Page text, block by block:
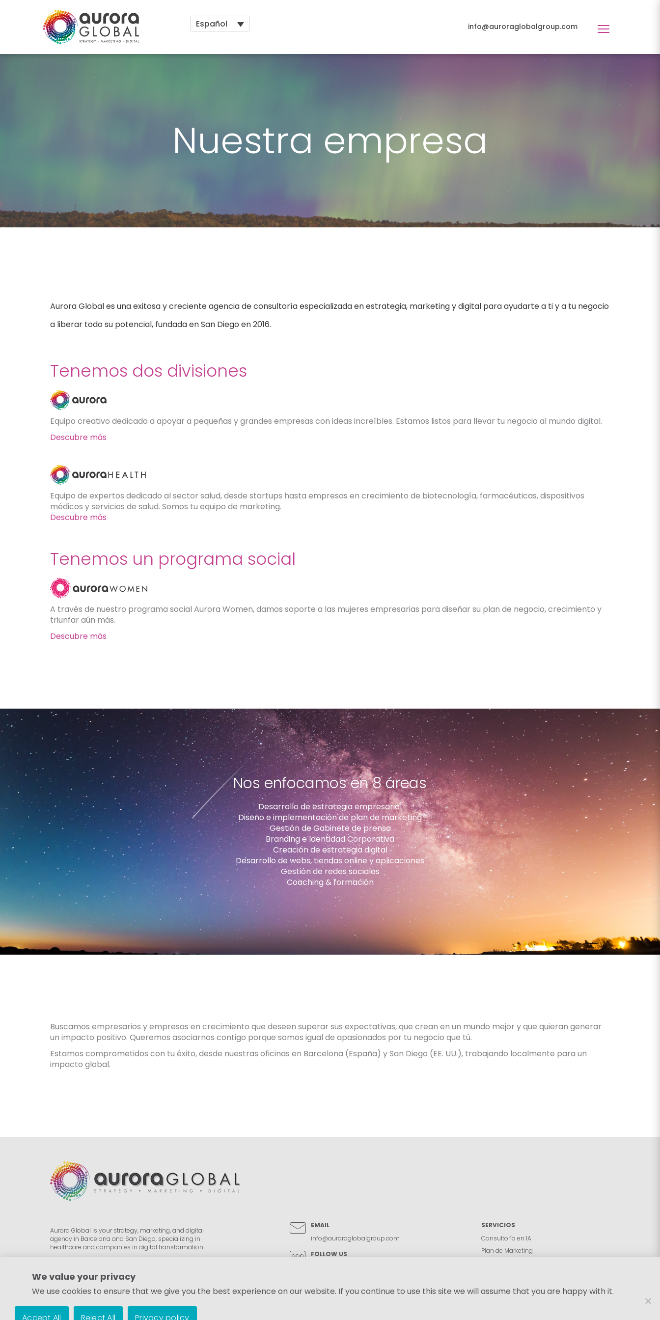
Toggle
navigation
Español info@auroraglobalgroup.com
Nuestra empresa
Aurora Global es una exitosa y creciente agencia de consultoría especializada en estrategia, marketing y digital para ayudarte a ti y a tu negocio
a liberar todo su potencial, fundada en San Diego en 2016.
Tenemos dos divisiones
Equipo creativo dedicado a apoyar a pequeñas y grandes empresas con ideas increíbles. Estamos listos para llevar tu negocio al mundo digital.
Descubre más
Equipo de expertos dedicado al sector salud, desde startups hasta empresas en crecimiento de biotecnología, farmacéuticas, dispositivos
médicos y servicios de salud. Somos tu equipo de marketing.
Descubre más
Tenemos un programa social
A través de nuestro programa social Aurora Women, damos soporte a las mujeres empresarias para diseñar su plan de negocio, crecimiento y
triunfar aún más.
Descubre más
Nos enfocamos en 8 áreas
Desarrollo de estrategia empresarial
Diseño e implementación de plan de marketing
Gestión de Gabinete de prensa
Branding e Identidad Corporativa
Creación de estrategia digital
Desarrollo de webs, tiendas online y aplicaciones
Gestión de redes sociales
Coaching & formación
Buscamos empresarios y empresas en crecimiento que deseen superar sus expectativas, que crean en un mundo mejor y que quieran generar
un impacto positivo. Queremos asociarnos contigo porque somos igual de apasionados por tu negocio que tú.
Estamos comprometidos con tu éxito, desde nuestras oficinas en Barcelona (España) y San Diego (EE. UU.), trabajando localmente para un
impacto global.
Aurora Global is your strategy, marketing, and digital
agency in Barcelona and San Diego, specializing in
healthcare and companies in digital transformation.
and healthcare companies.
EMAIL
info@auroraglobalgroup.com
FOLLOW US
SERVICIOS
Consultoría en IA
Plan de Marketing
AVISO LEGAL
We value your privacy
We use cookies to ensure that we give you the best experience on our website. If you continue to use this site we will assume that you are happy with it.